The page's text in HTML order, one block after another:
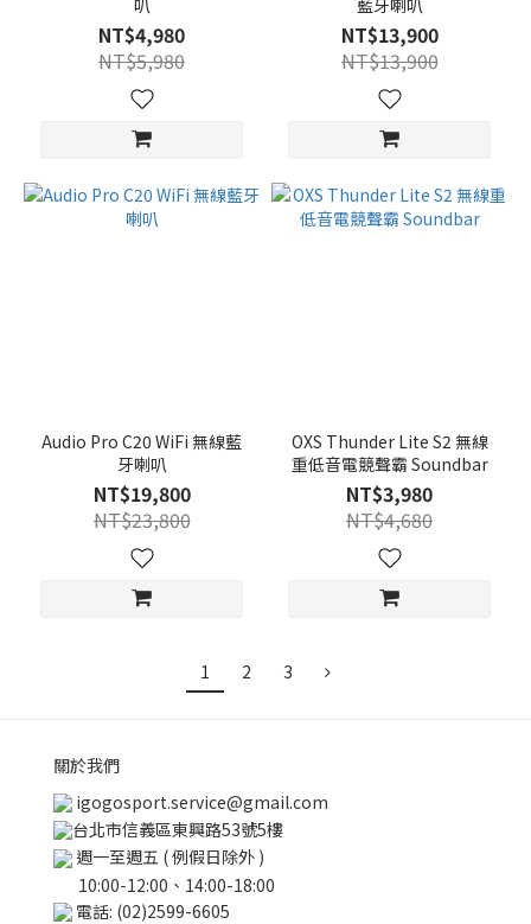
叭
NT$4,980
NT$5,980
藍牙喇叭
NT$13,900
NT$13,900
Audio Pro C20 WiFi 無線藍
牙喇叭
NT$19,800
NT$23,800
OXS Thunder Lite S2 無線
重低音電競聲霸 Soundbar
NT$3,980
NT$4,680
1 2 3
關於我們
igogosport.service@gmail.com
台北市信義區東興路53號5樓
週一至週五 ( 例假日除外 )
10:00-12:00、14:00-18:00
電話: (02)2599-6605